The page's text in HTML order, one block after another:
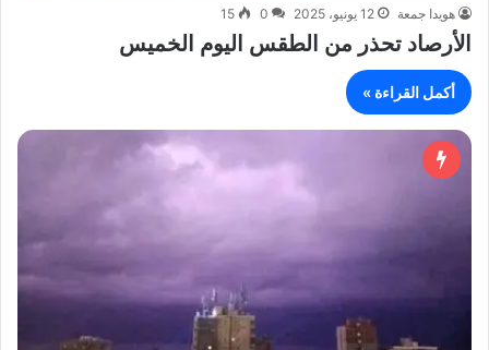
هويدا جمعة 12 يونيو، 2025 0
15
الأرصاد تحذر من الطقس اليوم الخميس
أكمل القراءة »